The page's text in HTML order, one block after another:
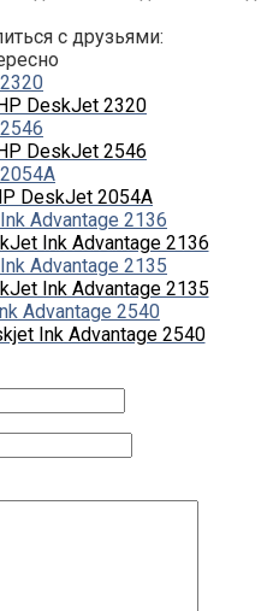
с друзьями:
DeskJet 2320
DeskJet 2546
DeskJet 2054A
Ink Advantage 2136
Ink Advantage 2135
Ink Advantage 2540